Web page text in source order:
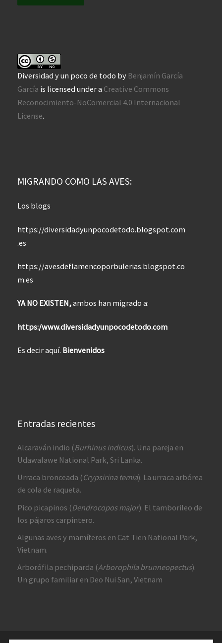
Diversidad y un poco de todo by Benjamín García
García is licensed under a Creative Commons
Reconocimiento-NoComercial 4.0 Internacional
License.
MIGRANDO COMO LAS AVES:
Los blogs
https://diversidadyunpocodetodo.blogspot.com
.es
https://avesdeflamencoporbulerias.blogspot.co
m.es
YA NO EXISTEN,ambos han migrado a:
https:/www.diversidadyunpocodetodo.com
Es decir aquí. Bienvenidos
Entradas recientes
Alcaraván indio (Burhinus indicus). Una pareja en
Udawalawe National Park, Sri Lanka.
Urraca bronceada (Crypsirina temia). La urraca arbórea
de cola de raqueta.
Pico picapinos (Dendrocopos major). El tamborileo de
los pájaros carpintero.
Algunas aves y mamíferos en Cat Tien National Park,
Vietnam.
Arborófila pechiparda (Arborophila brunneopectus).
Un grupo familiar en Deo Nui San, Vietnam